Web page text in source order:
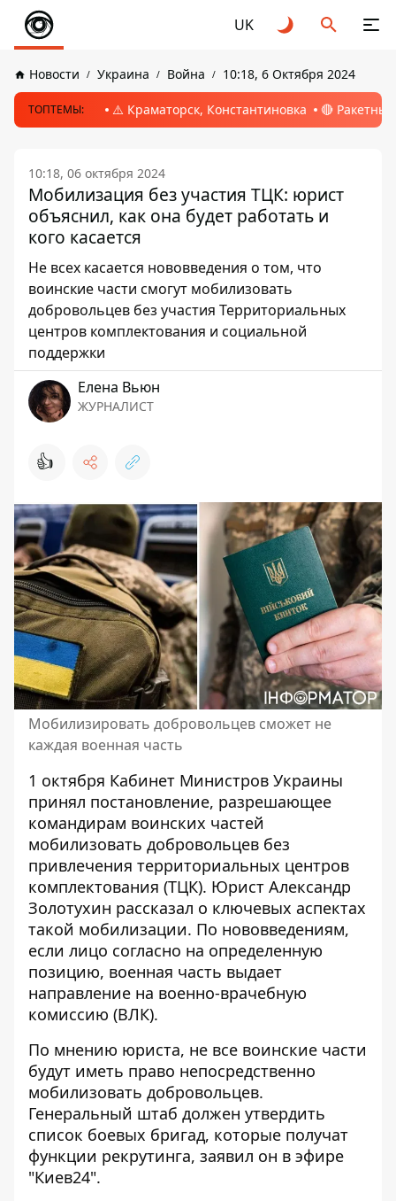
UK
Новости Украина Война 10:18, 6 Октября 2024
ТОПТЕМЫ: ⚠️ Краматорск, Константиновка 🔴
10:18, 06 октября 2024
Мобилизация без участия ТЦК: юрист
объяснил, как она будет работать и
кого касается
Не всех касается нововведения о том, что
воинские части смогут мобилизовать
добровольцев без участия Территориальных
центров комплектования и социальной
поддержки
Елена Вьюн
ЖУРНАЛИСТ
👍
Мобилизировать добровольцев сможет не
каждая военная часть
1 октября Кабинет Министров Украины
принял постановление, разрешающее
командирам воинских частей
мобилизовать добровольцев без
привлечения территориальных центров
комплектования (ТЦК). Юрист Александр
Золотухин рассказал о ключевых аспектах
такой мобилизации. По нововведениям,
если лицо согласно на определенную
позицию, военная часть выдает
направление на военно-врачебную
комиссию (ВЛК).
По мнению юриста, не все воинские части
будут иметь право непосредственно
мобилизовать добровольцев.
Генеральный штаб должен утвердить
список боевых бригад, которые получат
функции рекрутинга, заявил он в эфире
"Киев24".